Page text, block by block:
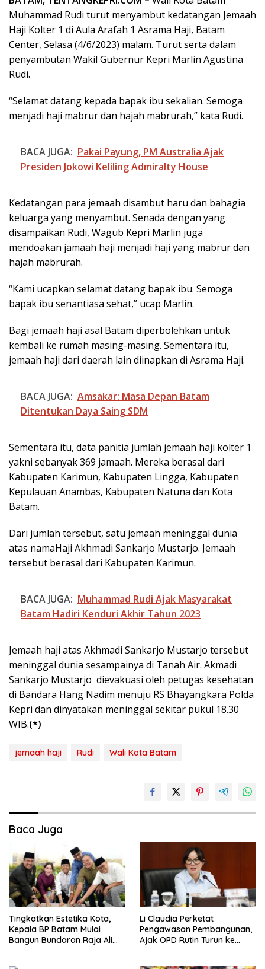
Muhammad Rudi turut menyambut kedatangan Jemaah
Haji Kolter 1 di Aula Arafah 1 Asrama Haji, Batam
Center, Selasa (4/6/2023) malam. Turut serta dalam
penyambutan Wakil Gubernur Kepri Marlin Agustina
Rudi.
“Selamat datang kepada bapak ibu sekalian. Semoga
menjadi haji mabrur dan hajah mabrurah,” kata Rudi.
BACA JUGA: Pakai Payung, PM Australia Ajak
Presiden Jokowi Keliling Admiralty House
Kedatangan para jemaah disambut haru dan bahagia
keluarga yang menyambut. Senada dengan yang
disampaikan Rudi, Wagub Kepri Marlin juga
mendoakan jamaah haji menjadi haji yang mabrur dan
hajah mabrurah.
“Kami ucapkan selamat datang bapak ibu. Semoga
bapak ibu senantiasa sehat,” ucap Marlin.
Bagi jemaah haji asal Batam diperbolehkan untuk
kembali ke rumah masing-masing. Sementara itu,
jemaah haji dari daerah lain diinapkan di Asrama Haji.
BACA JUGA: Amsakar: Masa Depan Batam
Ditentukan Daya Saing SDM
Sementara itu, data panitia jumlah jemaah haji kolter 1
yakni sebanyak 369 jamaah. Mereka berasal dari
Kabupaten Karimun, Kabupaten Lingga, Kabupaten
Kepulauan Anambas, Kabupaten Natuna dan Kota
Batam.
Dari jumlah tersebut, satu jemaah meninggal dunia
atas namaHaji Akhmadi Sankarjo Mustarjo. Jemaah
tersebut berasal dari Kabupaten Karimun.
BACA JUGA: Muhammad Rudi Ajak Masyarakat
Batam Hadiri Kenduri Akhir Tahun 2023
Jemaah haji atas Akhmadi Sankarjo Mustarjo tersebut
meninggal dunia sesampainya di Tanah Air. Akmadi
Sankarjo Mustarjo dievakuasi oleh petugas kesehatan
di Bandara Hang Nadim menuju RS Bhayangkara Polda
Kepri dan dinyatakan meninggal sekitar pukul 18.30
WIB.(*)
jemaah haji Rudi Wali Kota Batam
Baca Juga
Tingkatkan Estetika Kota,
Kepala BP Batam Mulai
Bangun Bundaran Raja Ali
Li Claudia Perketat
Pengawasan Pembangunan,
Ajak OPD Rutin Turun ke